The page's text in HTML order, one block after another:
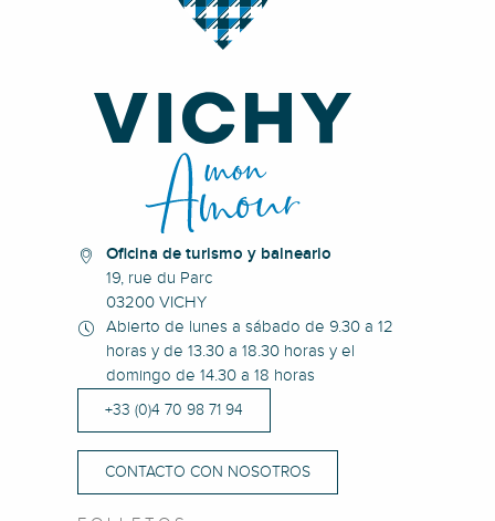
Oficina de turismo y balneario
19, rue du Parc
03200 VICHY
Abierto de lunes a sábado de 9.30 a 12
horas y de 13.30 a 18.30 horas y el
domingo de 14.30 a 18 horas
+33 (0)4 70 98 71 94
CONTACTO CON NOSOTROS